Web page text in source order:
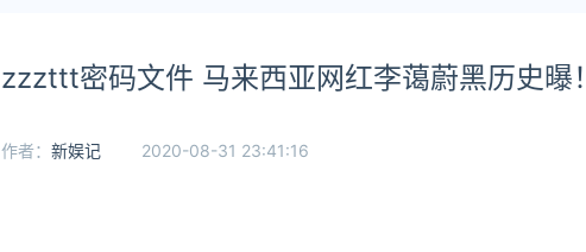
zzzttt密码文件 马来西亚网红李蔼蔚黑历史曝！
作者： 新娱记 2020-08-31 23:41:16